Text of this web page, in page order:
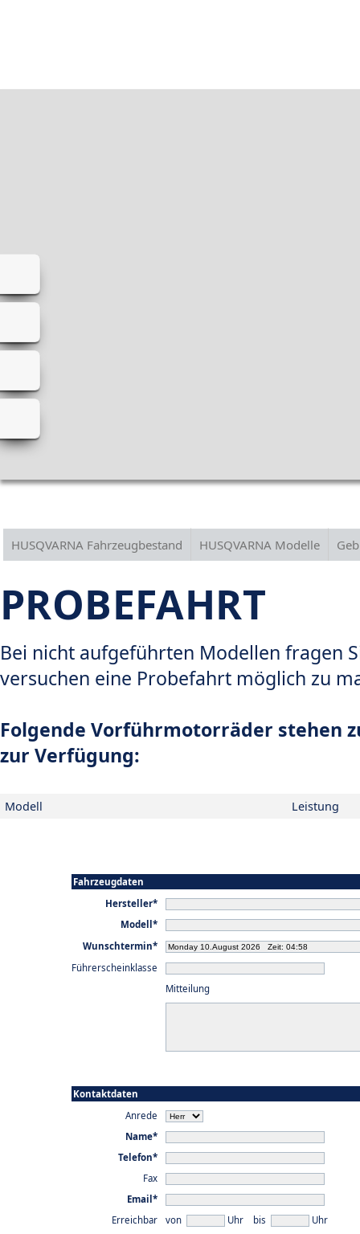
HUSQVARNA Fahrzeugbestand HUSQVARNA Modelle
PROBEFAHRT
Bei nicht aufgeführten Modellen fragen
versuchen eine Probefahrt möglich zu
Folgende Vorführmotorräder stehen
zur Verfügung:
Modell Leistung
Fahrzeugdaten
Hersteller*
Modell*
Wunschtermin*
Führerscheinklasse
Mitteilung
Kontaktdaten
Anrede
Name*
Telefon*
Fax
Email*
Erreichbar
von Uhr bis
Uhr